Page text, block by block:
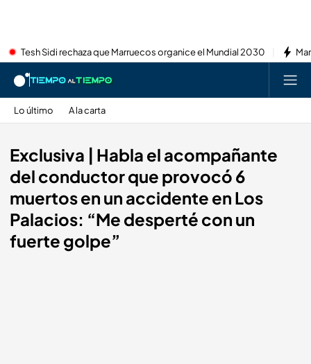
Tesh Sidi rechaza que Marruecos organice el Mundial 2030
Lo último A la carta
Exclusiva | Habla el acompañante
del conductor que provocó 6
muertos en un accidente en Los
Palacios: “Me desperté con un
fuerte golpe”